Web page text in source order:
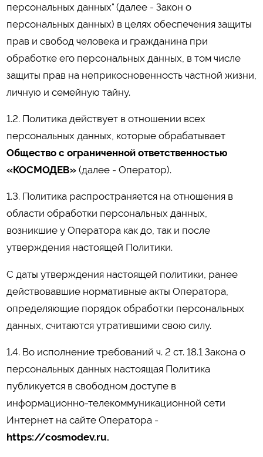
персональных данных" (далее - Закон о
персональных данных) в целях обеспечения защиты
прав и свобод человека и гражданина при
обработке его персональных данных, в том числе
защиты прав на неприкосновенность частной жизни,
личную и семейную тайну.
1.2. Политика действует в отношении всех
персональных данных, которые обрабатывает
Общество с ограниченной ответственностью
«КОСМОДЕВ»(далее - Оператор).
1.3. Политика распространяется на отношения в
области обработки персональных данных,
возникшие у Оператора как до, так и после
утверждения настоящей Политики.
С даты утверждения настоящей политики, ранее
действовавшие нормативные акты Оператора,
определяющие порядок обработки персональных
данных, считаются утратившими свою силу.
1.4. Во исполнение требований ч. 2 ст. 18.1 Закона о
персональных данных настоящая Политика
публикуется в свободном доступе в
информационно-телекоммуникационной сети
Интернет на сайте Оператора -
https://cosmodev.ru.